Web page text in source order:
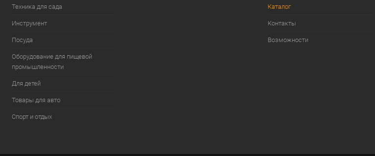
Техника для сада
Инструмент
Посуда
Оборудование для пищевой
промышленности
Для детей
Товары для авто
Спорт и отдых
Каталог
Контакты
Возможности